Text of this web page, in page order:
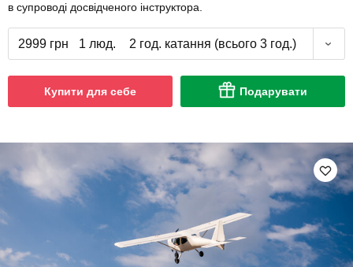
в супроводі досвідченого інструктора.
2999 грн 1 люд. 2 год. катання (всього 3 год.)
Купити для себе Подарувати